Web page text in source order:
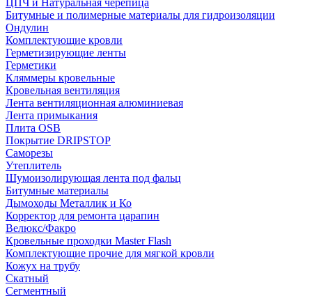
ЦПЧ и Натуральная черепица
Битумные и полимерные материалы для гидроизоляции
Ондулин
Комплектующие кровли
Герметизирующие ленты
Герметики
Кляммеры кровельные
Кровельная вентиляция
Лента вентиляционная алюминиевая
Лента примыкания
Плита OSB
Покрытие DRIPSTOP
Саморезы
Утеплитель
Шумоизолирующая лента под фальц
Битумные материалы
Дымоходы Металлик и Ко
Корректор для ремонта царапин
Велюкс/Факро
Кровельные проходки Master Flash
Комплектующие прочие для мягкой кровли
Кожух на трубу
Скатный
Сегментный